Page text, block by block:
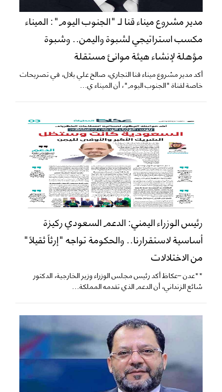
​مدير مشروع ميناء قنا لـ "الجنوب اليوم": الميناء
مكسب استراتيجي لشبوة واليمن.. وشبوة
مؤهلة لإنشاء هيئة موانئ مستقلة
​أكد مدير مشروع ميناء قنا التجاري، صالح علي بلال، في تصريحات
خاصة لقناة "الجنوب اليوم"، أن الميناء ي...
رئيس الوزراء اليمني: الدعم السعودي ركيزة
أساسية لاستقرارنا.. والحكومة تواجه "إرثاً ثقيلاً"
من الاختلالات
**عدن –عكاظ أكد رئيس مجلس الوزراء وزير الخارجية، الدكتور
شائع الزنداني، أن الدعم الذي تقدمه المملكة...